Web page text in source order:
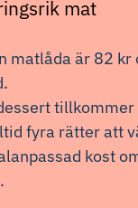
mat
matlåda är 82 kr
tillkommer
fyra rätter att
kost